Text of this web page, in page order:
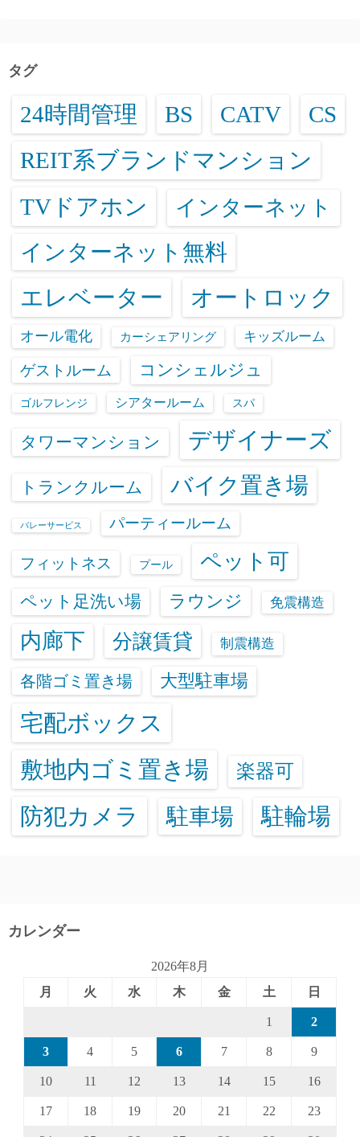
タグ
24時間管理 BS CATV CS
REIT系ブランドマンション
TVドアホン インターネット
インターネット無料
エレベーター オートロック
オール電化 カーシェアリング キッズルーム
ゲストルーム コンシェルジュ
ゴルフレンジ シアタールーム スパ
タワーマンション デザイナーズ
トランクルーム バイク置き場
バレーサービス パーティールーム
フィットネス プール ペット可
ペット足洗い場 ラウンジ 免震構造
内廊下 分譲賃貸 制震構造
各階ゴミ置き場 大型駐車場
宅配ボックス
敷地内ゴミ置き場
楽器可
防犯カメラ 駐車場 駐輪場
カレンダー
2026年8月
月
火 水 木 金 土 日
1 2
3 4 5 6 7 8 9
10 11 12 13 14 15 16
17 18 19 20 21 22 23